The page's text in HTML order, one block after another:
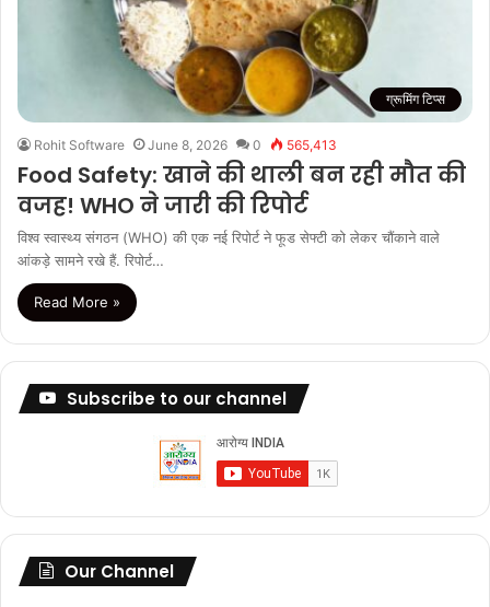
ग्रूमिंग टिप्स
Rohit Software June 8, 2026 0 565,413
Food Safety: खाने की थाली बन रही मौत की
वजह! WHO ने जारी की रिपोर्ट
विश्व स्वास्थ्य संगठन (WHO) की एक नई रिपोर्ट ने फूड सेफ्टी को लेकर चौंकाने वाले
आंकड़े सामने रखे हैं. रिपोर्ट…
Read More »
Subscribe to our channel
Our Channel